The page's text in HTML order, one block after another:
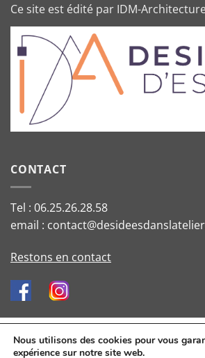
Ce site est édité par IDM-
CONTACT
Tel : 06.25.26.28.58
email :
Restons en contact
Données personnelles et cookies-
Nous utilisons des cookies pour vous
expérience sur notre site web.